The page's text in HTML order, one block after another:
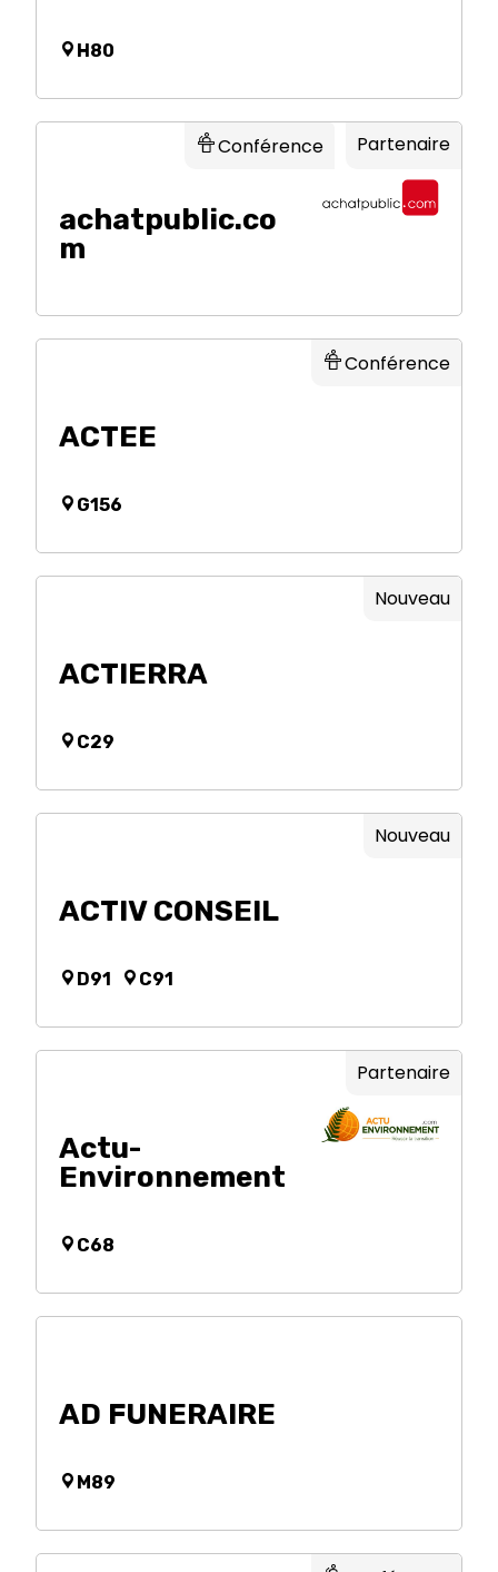
H80
achatpublic.co
m
Conférence Partenaire
ACTEE
G156
Conférence
ACTIERRA
C29
Nouveau
ACTIV CONSEIL
D91 C91
Nouveau
Actu-
Environnement
C68
Partenaire
AD FUNERAIRE
M89